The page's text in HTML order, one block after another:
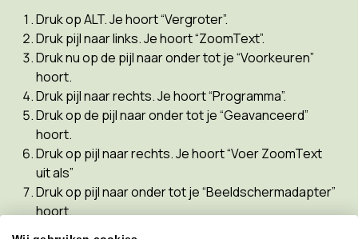
Druk op ALT. Je hoort “Vergroter”.
Druk pijl naar links. Je hoort “ZoomText”.
Druk nu op de pijl naar onder tot je “Voorkeuren”
hoort.
Druk pijl naar rechts. Je hoort “Programma”.
Druk op de pijl naar onder tot je “Geavanceerd”
hoort.
Druk op pijl naar rechts. Je hoort “Voer ZoomText
uit als”
Druk op pijl naar onder tot je “Beeldschermadapter”
hoort.